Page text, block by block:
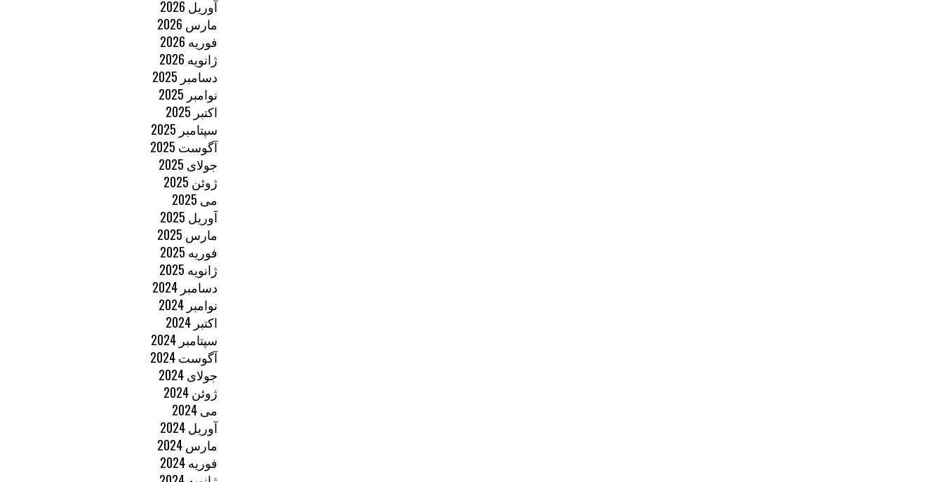
آوریل 2026
مارس 2026
فوریه 2026
ژانویه 2026
دسامبر 2025
نوامبر 2025
اکتبر 2025
سپتامبر 2025
آگوست 2025
جولای 2025
ژوئن 2025
می 2025
آوریل 2025
مارس 2025
فوریه 2025
ژانویه 2025
دسامبر 2024
نوامبر 2024
اکتبر 2024
سپتامبر 2024
آگوست 2024
جولای 2024
ژوئن 2024
می 2024
آوریل 2024
مارس 2024
فوریه 2024